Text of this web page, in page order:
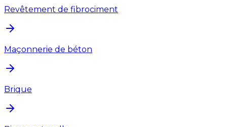
Revêtement de fibrociment
Maçonnerie de béton
Brique